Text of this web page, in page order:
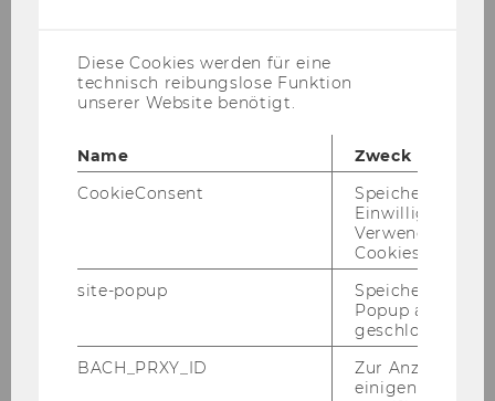
Alicja Grzadziel MSc.
Teaching and Research Associate
alicja.grzadziel@wu.ac.at
Telefon: +43-1-31336-6685
Gebäude D2, Eingang A, Büro: 1.566
Pure| Google Scholar| Linkedin
Diese Cookies werden für eine
technisch reibungslose Funktion
unserer Website benötigt.
Name
Zweck
CookieConsent
Speichert Ihre
Einwilligung zur
Verwendung von
Cookies.
site-popup
Speichert ob ein
Popup
geschlossen
BACH_PRXY_ID
Zur Anzeige von
einigen WU-